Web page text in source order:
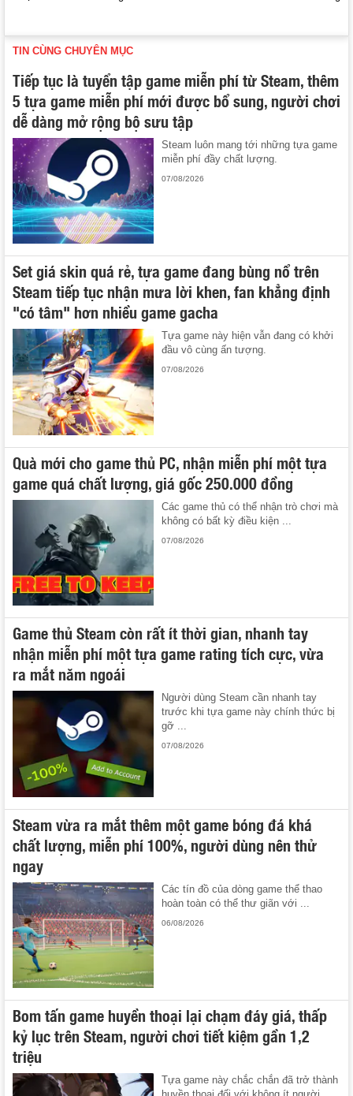
TIN CÙNG CHUYÊN MỤC
Tiếp tục là tuyển tập game miễn phí từ Steam, thêm
5 tựa game miễn phí mới được bổ sung, người chơi
dễ dàng mở rộng bộ sưu tập
Steam luôn mang tới những tựa game
miễn phí đầy chất lượng.
07/08/2026
Set giá skin quá rẻ, tựa game đang bùng nổ trên
Steam tiếp tục nhận mưa lời khen, fan khẳng định
"có tâm" hơn nhiều game gacha
Tựa game này hiện vẫn đang có khởi
đầu vô cùng ấn tượng.
07/08/2026
Quà mới cho game thủ PC, nhận miễn phí một tựa
game quá chất lượng, giá gốc 250.000 đồng
Các game thủ có thể nhận trò chơi mà
không có bất kỳ điều kiện ...
07/08/2026
Game thủ Steam còn rất ít thời gian, nhanh tay
nhận miễn phí một tựa game rating tích cực, vừa
ra mắt năm ngoái
Người dùng Steam cần nhanh tay
trước khi tựa game này chính thức bị
gỡ ...
07/08/2026
Steam vừa ra mắt thêm một game bóng đá khá
chất lượng, miễn phí 100%, người dùng nên thử
ngay
Các tín đồ của dòng game thể thao
hoàn toàn có thể thư giãn với ...
06/08/2026
Bom tấn game huyền thoại lại chạm đáy giá, thấp
kỷ lục trên Steam, người chơi tiết kiệm gần 1,2
triệu
Tựa game này chắc chắn đã trở thành